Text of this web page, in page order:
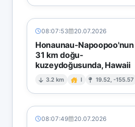
08:07:53 20.07.2026
Honaunau-Napoopoo'nun
31 km doğu-
kuzeydoğusunda, Hawaii
3.2 km I 19.52, -155.57
08:07:49 20.07.2026